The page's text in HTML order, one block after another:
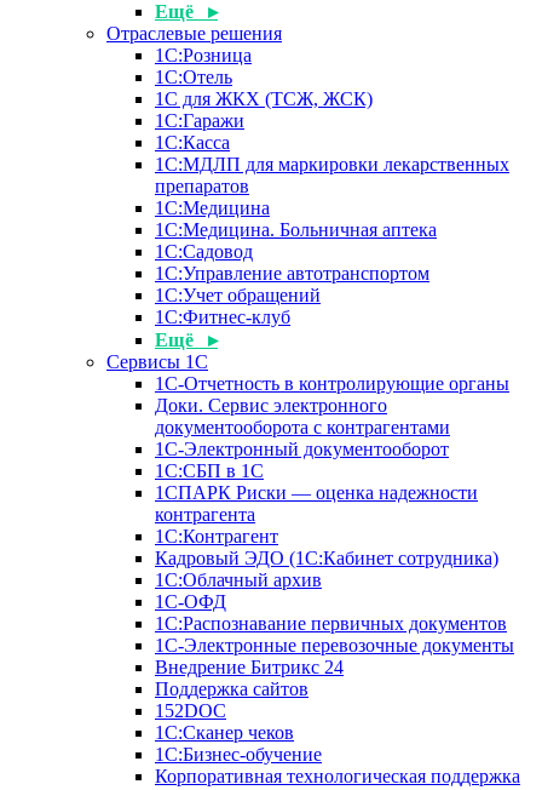
Ещё ▸
Отраслевые решения
1С:Розница
1С:Отель
1С для ЖКХ (ТСЖ, ЖСК)
1С:Гаражи
1С:Касса
1С:МДЛП для маркировки лекарственных
препаратов
1С:Медицина
1С:Медицина. Больничная аптека
1С:Садовод
1С:Управление автотранспортом
1С:Учет обращений
1С:Фитнес-клуб
Ещё ▸
Сервисы 1С
1С-Отчетность в контролирующие органы
Доки. Сервис электронного
документооборота с контрагентами
1С-Электронный документооборот
1С:СБП в 1С
1СПАРК Риски — оценка надежности
контрагента
1С:Контрагент
Кадровый ЭДО (1С:Кабинет сотрудника)
1С:Облачный архив
1С-ОФД
1С:Распознавание первичных документов
1С-Электронные перевозочные документы
Внедрение Битрикс 24
Поддержка сайтов
152DOC
1С:Сканер чеков
1С:Бизнес-обучение
Корпоративная технологическая поддержка